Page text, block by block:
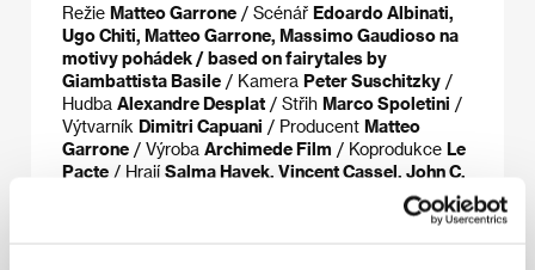
Režie Matteo Garrone / Scénář Edoardo Albinati,
Ugo Chiti, Matteo Garrone, Massimo Gaudioso na
motivy pohádek / based on fairytales by
Giambattista Basile / Kamera Peter Suschitzky /
Hudba Alexandre Desplat / Střih Marco Spoletini /
Výtvarník Dimitri Capuani / Producent Matteo
Garrone / Výroba Archimede Film / Koprodukce Le
Pacte / Hrají Salma Hayek, Vincent Cassel, John C.
/ Kontakt